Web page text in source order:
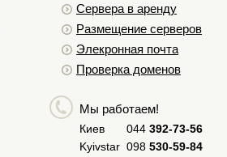
Сервера в аренду
Размещение серверов
Элекронная почта
Проверка доменов
Мы работаем!
Киев 044 392-73-56
Kyivstar 098 530-59-84